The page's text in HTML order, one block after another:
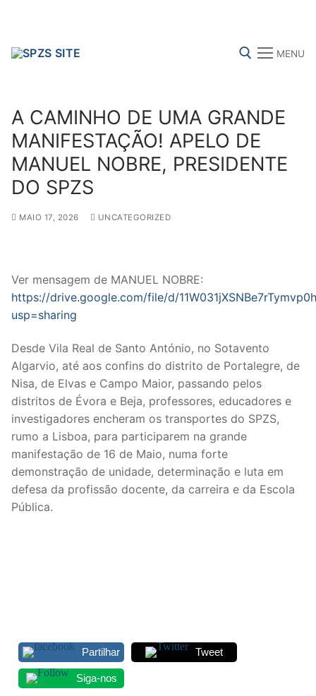
Search for:
MENU
FENPROF CGTP-IN FRENTE COMUM
Search
sindicalização
Notícias
Sectores
PRÉ-ESCOLAR
1º CICLO
2º/3º CEB / SECUNDÁRIO
ENSINO ARTÍSTICO
DOCENTES APOSENTADOS
Formação
A CAMINHO DE UMA GRANDE
MANIFESTAÇÃO! APELO DE
MANUEL NOBRE, PRESIDENTE
DO SPZS
MAIO 17, 2026 UNCATEGORIZED
Ver mensagem de MANUEL NOBRE:
https://drive.google.com/file/d/
usp=sharing
Desde Vila Real de Santo António, no Sotavento
Algarvio, até aos confins do distrito de Portalegre, de
Nisa, de Elvas e Campo Maior, passando pelos
distritos de Évora e Beja, professores, educadores e
investigadores encheram os transportes do SPZS,
rumo a Lisboa, para participarem na grande
manifestação de 16 de Maio, numa forte
demonstração de unidade, determinação e luta em
defesa da profissão docente, da carreira e da Escola
Pública.
Partilhar Tweet
Siga-nos